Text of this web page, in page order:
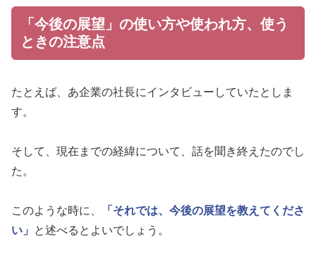
「今後の展望」の使い方や使われ方、使う
ときの注意点
たとえば、あ企業の社長にインタビューしていたとしま
す。
そして、現在までの経緯について、話を聞き終えたのでし
た。
このような時に、
「それでは、今後の展望を教えてくださ
い」
と述べるとよいでしょう。